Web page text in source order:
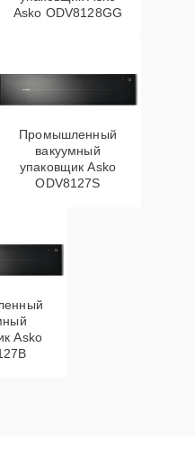
Asko ODV8128GG
Промышленный
вакуумный
упаковщик Asko
ODV8127S
Asko